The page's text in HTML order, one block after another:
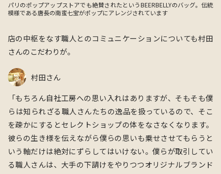
パリのポップアップストアでも絶賛されたというBEERBELLYのバッグ。伝統
模様である唐長の南蛮七宝がポップにアレンジされています
店の中枢をなす職人とのコミュニケーションについても村田
さんのこだわりが。
村田さん
「もちろん自社工房への思い入れはありますが、そもそも僕
らは知られざる職人さんたちの逸品を扱っているので、そこ
を疎かにするとセレクトショップの体をなさなくなります。
彼らの生き様を伝えながら僕らの思いも乗せさせてもらうと
いう軸だけは絶対にずらしてはいけない。僕らが取引してい
る職人さんは、大手の下請けをやりつつオリジナルブランド